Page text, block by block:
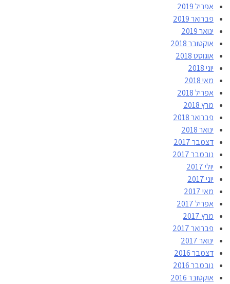
אפריל 2019
פברואר 2019
ינואר 2019
אוקטובר 2018
אוגוסט 2018
יוני 2018
מאי 2018
אפריל 2018
מרץ 2018
פברואר 2018
ינואר 2018
דצמבר 2017
נובמבר 2017
יולי 2017
יוני 2017
מאי 2017
אפריל 2017
מרץ 2017
פברואר 2017
ינואר 2017
דצמבר 2016
נובמבר 2016
אוקטובר 2016